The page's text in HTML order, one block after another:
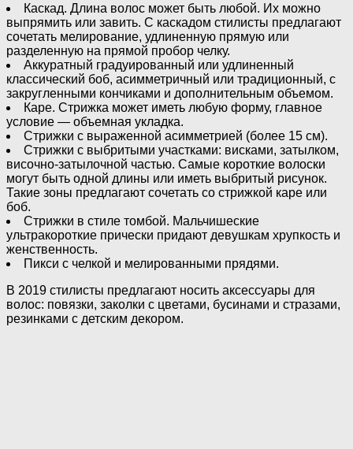
Каскад. Длина волос может быть любой. Их можно
выпрямить или завить. С каскадом стилисты предлагают
сочетать мелирование, удлиненную прямую или
разделенную на прямой пробор челку.
Аккуратный градуированный или удлиненный
классический боб, асимметричный или традиционный, с
закругленными кончиками и дополнительным объемом.
Каре. Стрижка может иметь любую форму, главное
условие — объемная укладка.
Стрижки с выраженной асимметрией (более 15 см).
Стрижки с выбритыми участками: висками, затылком,
височно-затылочной частью. Самые короткие волоски
могут быть одной длины или иметь выбритый рисунок.
Такие зоны предлагают сочетать со стрижкой каре или
боб.
Стрижки в стиле томбой. Мальчишеские
ультракороткие прически придают девушкам хрупкость и
женственность.
Пикси с челкой и мелированными прядями.
В 2019 стилисты предлагают носить аксессуары для
волос: повязки, заколки с цветами, бусинами и стразами,
резинками с детским декором.